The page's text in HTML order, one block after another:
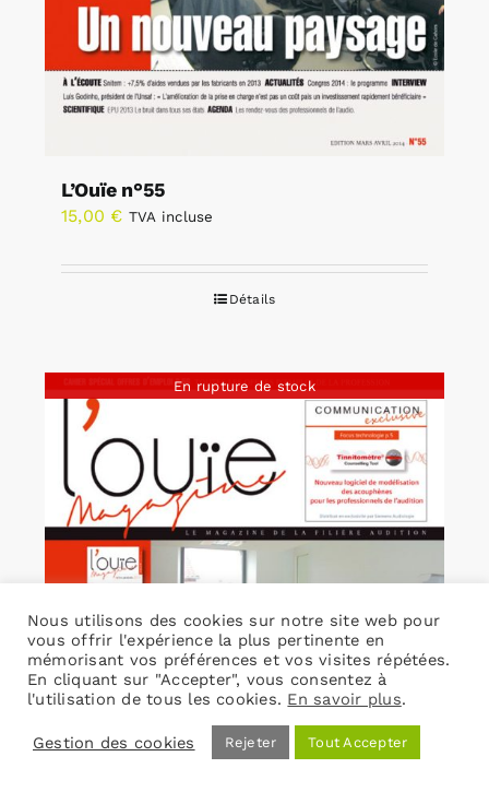
L’Ouïe n°55
15,00 € TVA incluse
Détails
En rupture de stock
Nous utilisons des cookies sur notre site web pour
vous offrir l'expérience la plus pertinente en
mémorisant vos préférences et vos visites répétées.
En cliquant sur "Accepter", vous consentez à
l'utilisation de tous les cookies. En savoir plus.
Gestion des cookies Rejeter Tout Accepter